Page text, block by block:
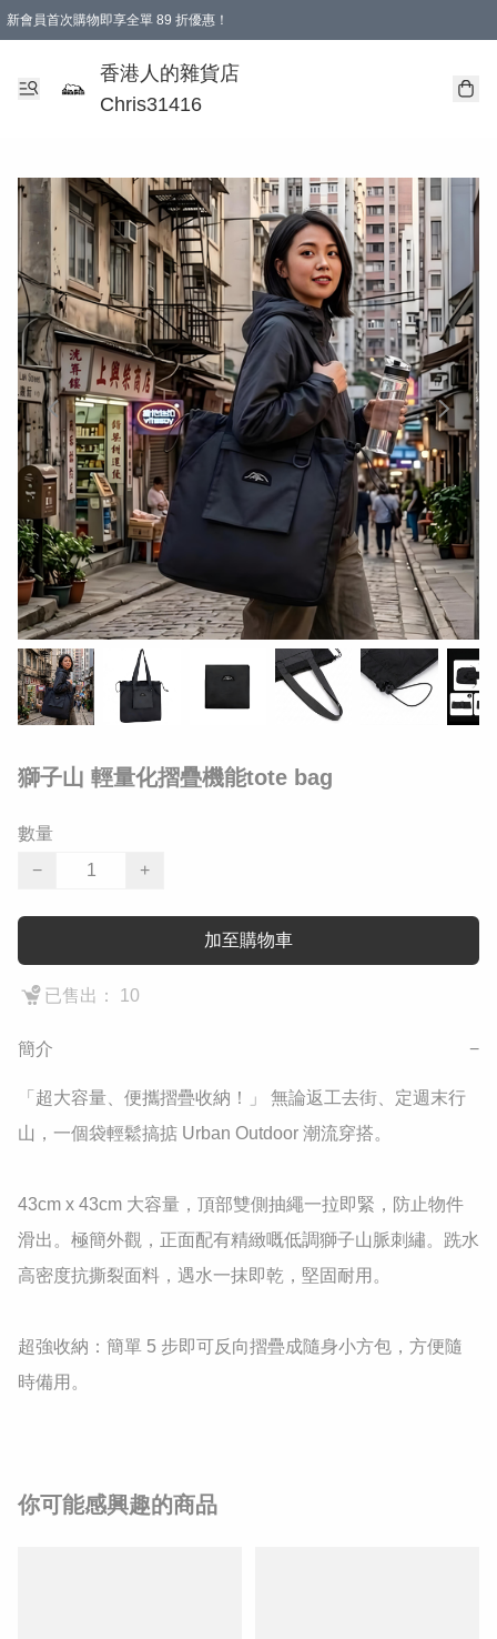
新會員首次購物即享全單 89 折優惠！
購物滿 HKD 499.00即享免運費優惠！（適用於 本地送貨、本地取貨 )
【滿 $300 專屬驚喜：無聲信物（最後一批）】
香港人的雜貨店
Chris31416
獅子山 輕量化摺疊機能tote bag
數量
−
+
加至購物車
已售出： 10
簡介 −
​「超大容量、便攜摺疊收納！」 無論返工去街、定週末行
山，一個袋輕鬆搞掂 Urban Outdoor 潮流穿搭。
43cm x 43cm 大容量，頂部雙側抽繩一拉即緊，防止物件
滑出。​極簡外觀，正面配有精緻嘅低調獅子山脈刺繡。​跣水
高密度抗撕裂面料，遇水一抹即乾，堅固耐用。
​超強收納：簡單 5 步即可反向摺疊成隨身小方包，方便隨
時備用。
你可能感興趣的商品